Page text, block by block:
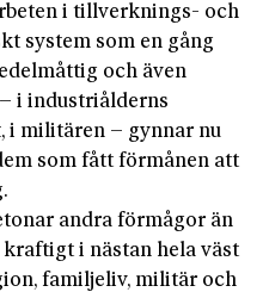
i tillverknings- och
system som en gång
och även
i industriålderns
i militären – gynnar nu
som fått förmånen att
andra förmågor än
i nästan hela väst
familjeliv, militär och